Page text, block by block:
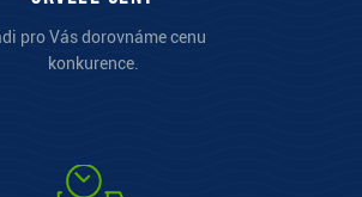
pro Vás dorovnáme cenu
konkurence.